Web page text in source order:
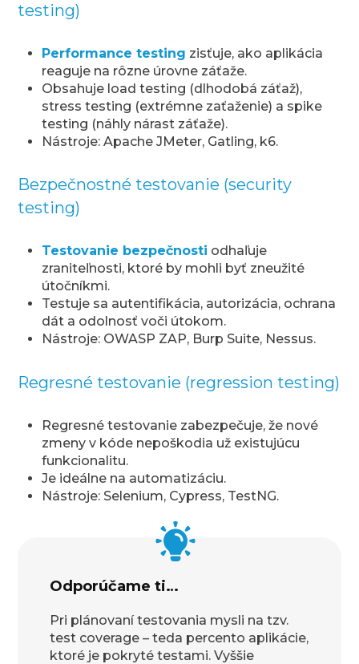
testing)
Performance testing zisťuje, ako aplikácia
reaguje na rôzne úrovne záťaže.
Obsahuje load testing (dlhodobá záťaž),
stress testing (extrémne zaťaženie) a spike
testing (náhly nárast záťaže).
Nástroje: Apache JMeter, Gatling, k6.
Bezpečnostné testovanie (security
testing)
Testovanie bezpečnosti odhaľuje
zraniteľnosti, ktoré by mohli byť zneužité
útočníkmi.
Testuje sa autentifikácia, autorizácia, ochrana
dát a odolnosť voči útokom.
Nástroje: OWASP ZAP, Burp Suite, Nessus.
Regresné testovanie (regression testing)
Regresné testovanie zabezpečuje, že nové
zmeny v kóde nepoškodia už existujúcu
funkcionalitu.
Je ideálne na automatizáciu.
Nástroje: Selenium, Cypress, TestNG.
Odporúčame ti…
Pri plánovaní testovania mysli na tzv.
test coverage – teda percento aplikácie,
ktoré je pokryté testami. Vyššie